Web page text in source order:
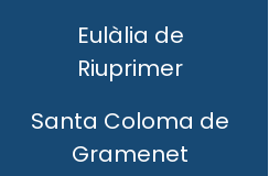
Eulàlia de
Riuprimer
Santa Coloma de
Gramenet